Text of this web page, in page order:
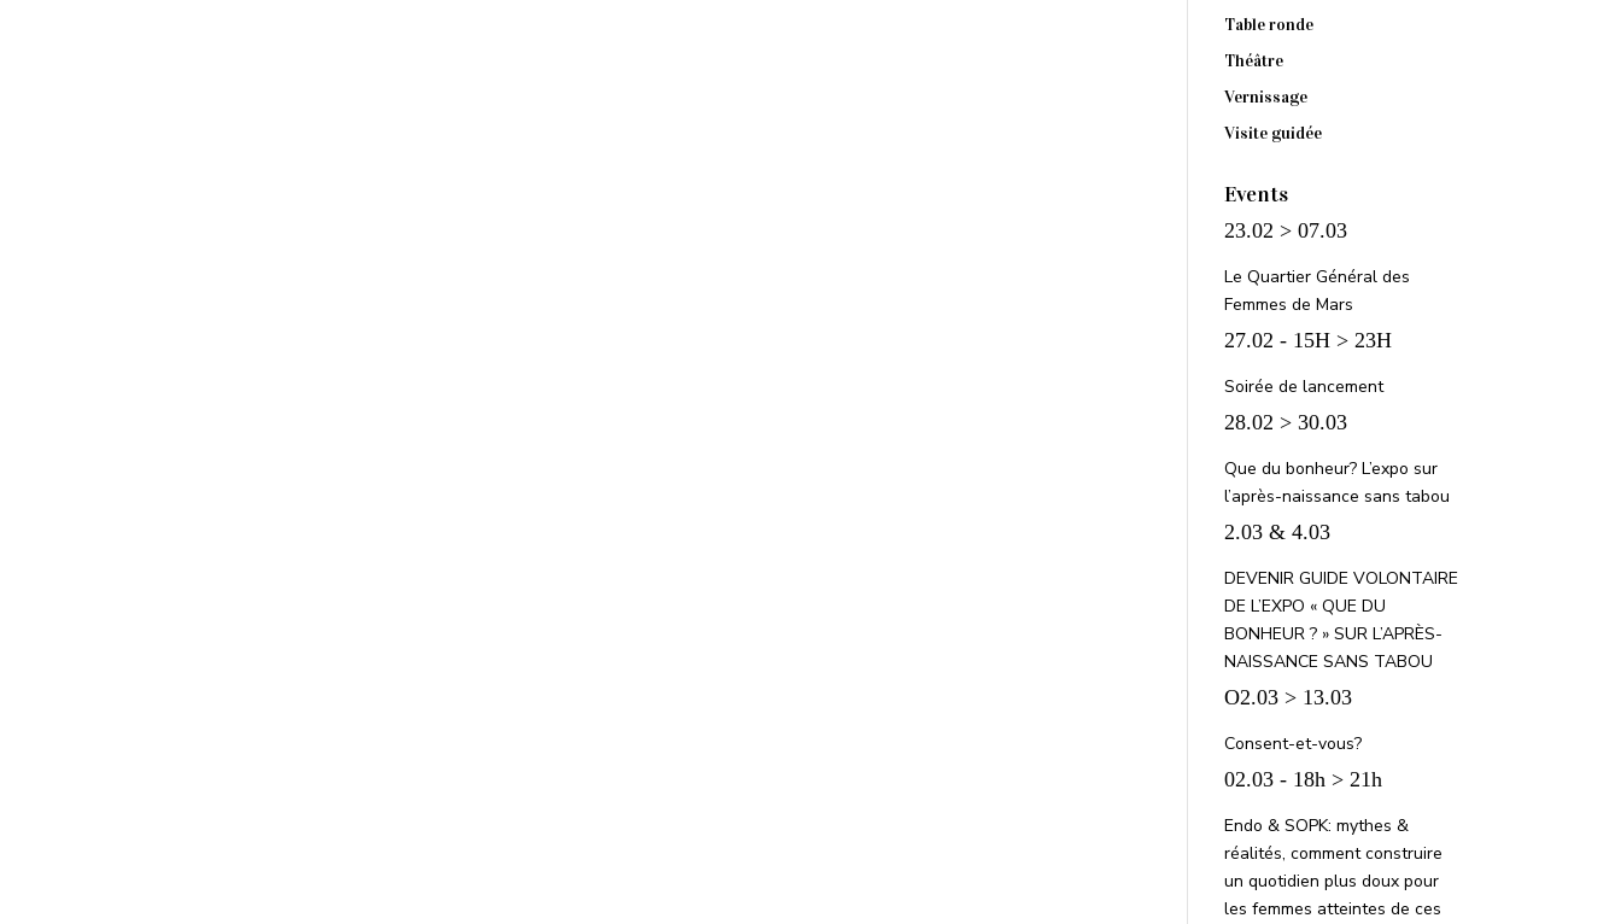
Table ronde
Théâtre
Vernissage
Visite guidée
Events
23.02 > 07.03
Le Quartier Général des
Femmes de Mars
27.02 - 15H > 23H
Soirée de lancement
28.02 > 30.03
Que du bonheur? L’expo sur
l’après-naissance sans tabou
2.03 & 4.03
DEVENIR GUIDE VOLONTAIRE
DE L’EXPO « QUE DU
BONHEUR ? » SUR L’APRÈS-
NAISSANCE SANS TABOU
O2.03 > 13.03
Consent-et-vous?
02.03 - 18h > 21h
Endo & SOPK: mythes &
réalités, comment construire
un quotidien plus doux pour
les femmes atteintes de ces